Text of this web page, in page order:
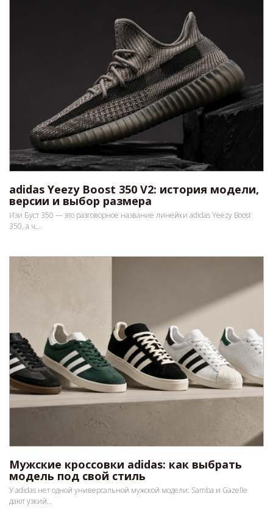
adidas Yeezy Boost 350 V2: история модели,
версии и выбор размера
Изи Буст 350 — это разговорное название линейки adidas Yeezy Boost
350, а ч...
Мужские кроссовки adidas: как выбрать
модель под свой стиль
У adidas нет одной универсальной мужской модели: Samba и Gazelle
дают узкий...